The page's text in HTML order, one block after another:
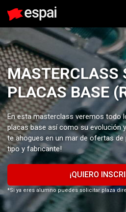
MASTERCLASS
PLACAS BASE
En esta masterclass veremos todo
placas base así como su evolución
te ahogues en un mar de ofertas
tipo y fabricante!
¡QUIERO
*Si ya eres alumno puedes solicitar plaza